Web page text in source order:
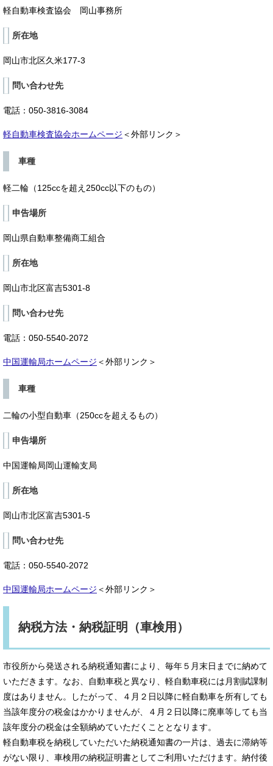
軽自動車検査協会 岡山事務所
所在地
岡山市北区久米177-3
問い合わせ先
電話：050-3816-3084
軽自動車検査協会ホームページ ＜外部リンク＞
車種
軽二輪（125ccを超え250cc以下のもの）
申告場所
岡山県自動車整備商工組合
所在地
岡山市北区富吉5301-8
問い合わせ先
電話：050-5540-2072
中国運輸局ホームページ ＜外部リンク＞
車種
二輪の小型自動車（250ccを超えるもの）
申告場所
中国運輸局岡山運輸支局
所在地
岡山市北区富吉5301-5
問い合わせ先
電話：050-5540-2072
中国運輸局ホームページ ＜外部リンク＞
納税方法・納税証明（車検用）
市役所から発送される納税通知書により、毎年５月末日までに納めて
いただきます。なお、自動車税と異なり、軽自動車税には月割賦課制
度はありません。したがって、４月２日以降に軽自動車を所有しても
当該年度分の税金はかかりませんが、４月２日以降に廃車等しても当
該年度分の税金は全額納めていただくこととなります。
軽自動車税を納税していただいた納税通知書の一片は、過去に滞納等
がない限り、車検用の納税証明書としてご利用いただけます。納付後